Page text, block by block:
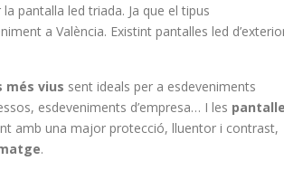
pantalla led triada. Ja que el tipus
a València. Existint pantalles led
més vius sent ideals per a esdeveniments
esdeveniments d’empresa… I les
amb una major protecció, lluentor i contrast,
.